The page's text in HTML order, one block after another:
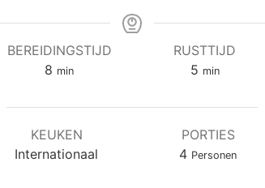
BEREIDINGSTIJD
8 minuten
min
RUSTTIJD
5minuten
min
KEUKEN
Internationaal
PORTIES
4 Personen